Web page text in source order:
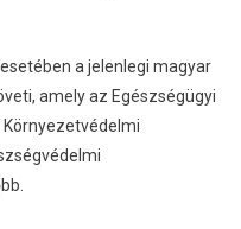
a jelenlegi magyar
amely az Egészségügyi
Környezetvédelmi